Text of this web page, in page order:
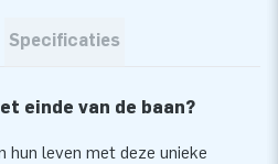
Specificaties
einde van de baan?
hun leven met deze unieke